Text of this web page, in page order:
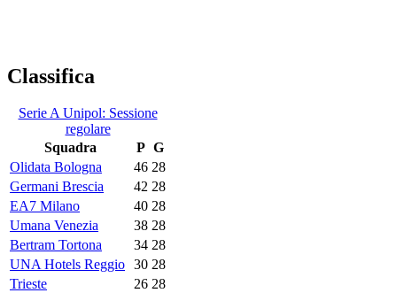
Classifica
Serie A Unipol: Sessione
regolare
Squadra
P G
Olidata Bologna
46 28
Germani Brescia
42 28
EA7 Milano
40 28
Umana Venezia
38 28
Bertram Tortona
34 28
UNA Hotels Reggio 30 28
Trieste
26 28